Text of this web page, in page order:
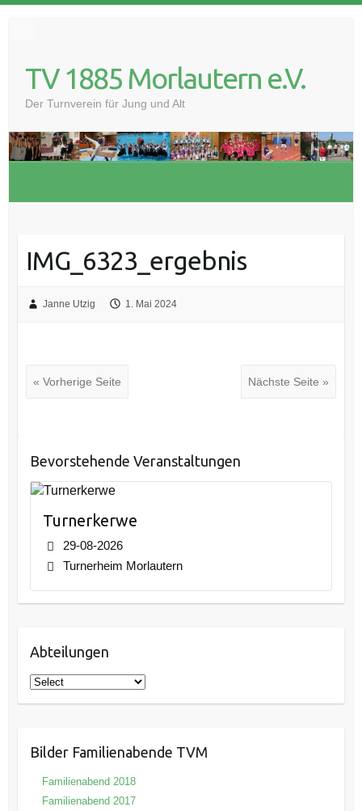
TV 1885 Morlautern e.V.
Der Turnverein für Jung und Alt
IMG_6323_ergebnis
Janne Utzig 1. Mai 2024
« Vorherige Seite Nächste Seite »
Bevorstehende Veranstaltungen
Turnerkerwe
29-08-2026
Turnerheim Morlautern
Abteilungen
Bilder Familienabende TVM
Familienabend 2018
Familienabend 2017